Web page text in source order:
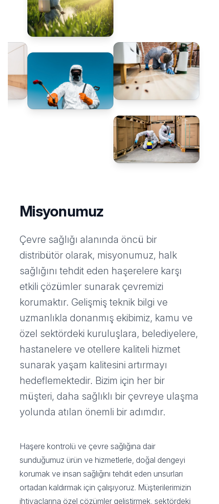
Misyonumuz
Çevre sağlığı alanında öncü bir
distribütör olarak, misyonumuz, halk
sağlığını tehdit eden haşerelere karşı
etkili çözümler sunarak çevremizi
korumaktır. Gelişmiş teknik bilgi ve
uzmanlıkla donanmış ekibimiz, kamu ve
özel sektördeki kuruluşlara, belediyelere,
hastanelere ve otellere kaliteli hizmet
sunarak yaşam kalitesini artırmayı
hedeflemektedir. Bizim için her bir
müşteri, daha sağlıklı bir çevreye ulaşma
yolunda atılan önemli bir adımdır.
Haşere kontrolü ve çevre sağlığına dair
sunduğumuz ürün ve hizmetlerle, doğal dengeyi
korumak ve insan sağlığını tehdit eden unsurları
ortadan kaldırmak için çalışıyoruz. Müşterilerimizin
ihtiyaçlarına özel çözümler geliştirmek, sektördeki